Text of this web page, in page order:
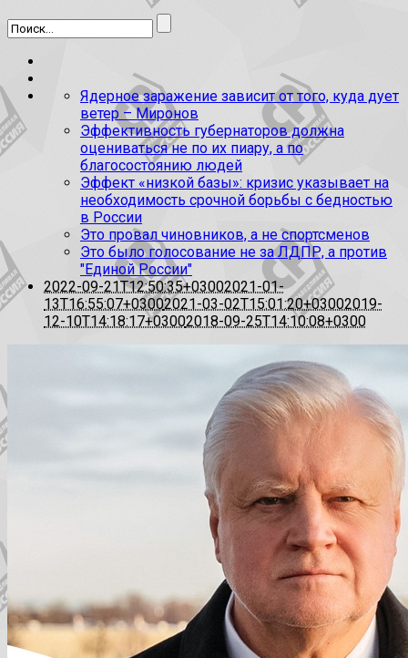
Ядерное заражение зависит от того, куда дует
ветер – Миронов
Эффективность губернаторов должна
оцениваться не по их пиару, а по
благосостоянию людей
Эффект «низкой базы»: кризис указывает на
необходимость срочной борьбы с бедностью
в России
Это провал чиновников, а не спортсменов
Это было голосование не за ЛДПР, а против
"Единой России"
2022-09-21T12:50:35+03002021-01-
13T16:55:07+03002021-03-02T15:01:20+03002019-
12-10T14:18:17+03002018-09-25T14:10:08+0300